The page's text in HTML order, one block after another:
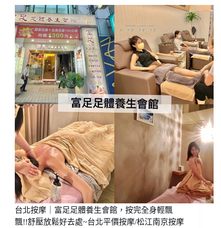
讚!!Pairbuy
優
惠
台
北
按
摩/
松
山
區
按
摩/
忠
孝
復
興
按
摩
摩
｜
萬
笙
衡
鬆
整
復，
一
次
到
位
就
喬
好
是
真
的
嗎?
結
合
老
台北按摩｜富足足體養生會館，按完全身輕飄
飄!!舒壓放鬆好去處~台北平價按摩/松江南京按摩